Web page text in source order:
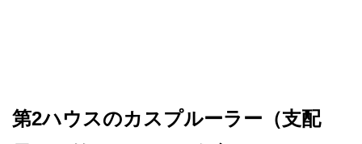
第2ハウスのカスプルーラー（支配